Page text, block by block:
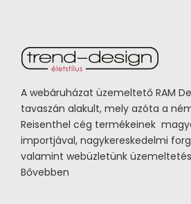
A webáruházat üzemeltető RAM
tavaszán alakult, mely azóta a
Reisenthel cég termékeinek
importjával, nagykereskedelmi
valamint webüzletünk
Bővebben